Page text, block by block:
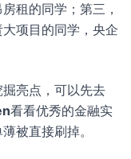
租的同学；第三，
项目的同学，央企
亮点，可以先去
看看优秀的金融实
被直接刷掉。